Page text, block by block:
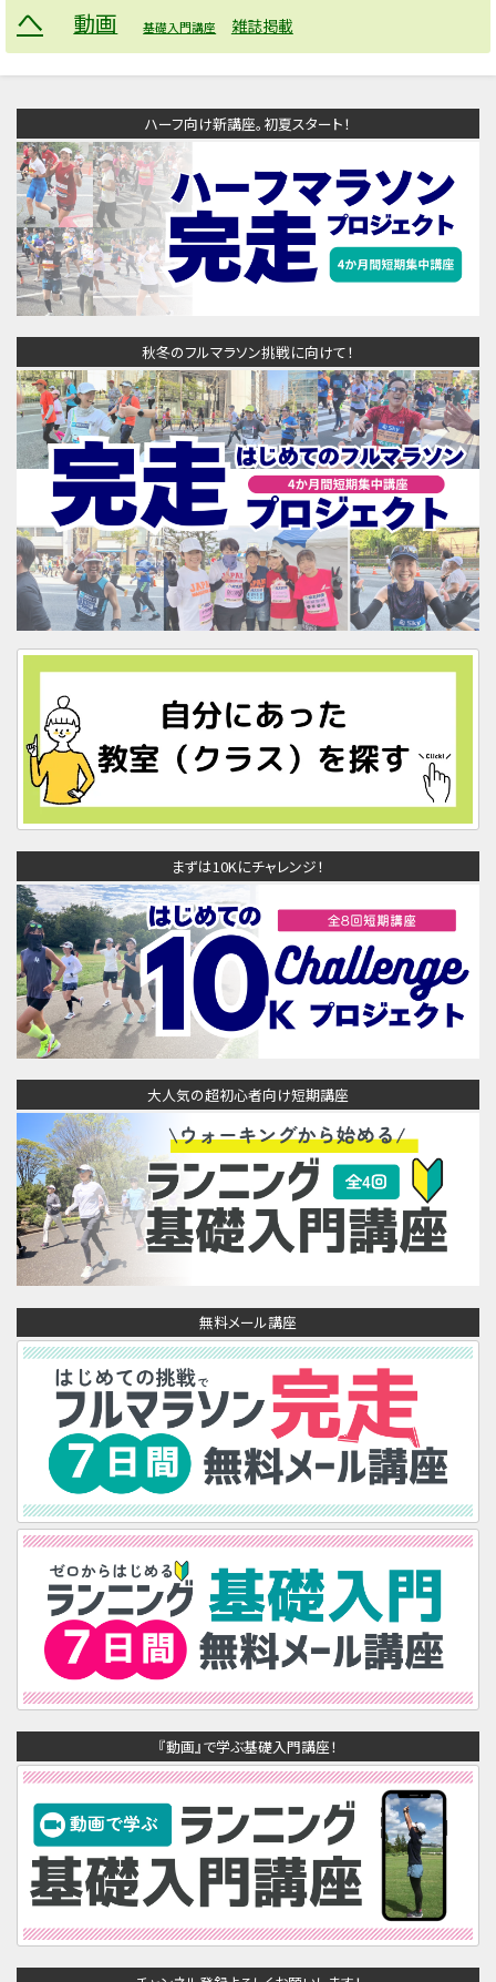
へ
動画 基礎入門講座 雑誌掲載
ハーフ向け新講座。初夏スタート！
秋冬のフルマラソン挑戦に向けて！
まずは10Kにチャレンジ！
大人気の超初心者向け短期講座
無料メール講座
『動画』で学ぶ基礎入門講座！